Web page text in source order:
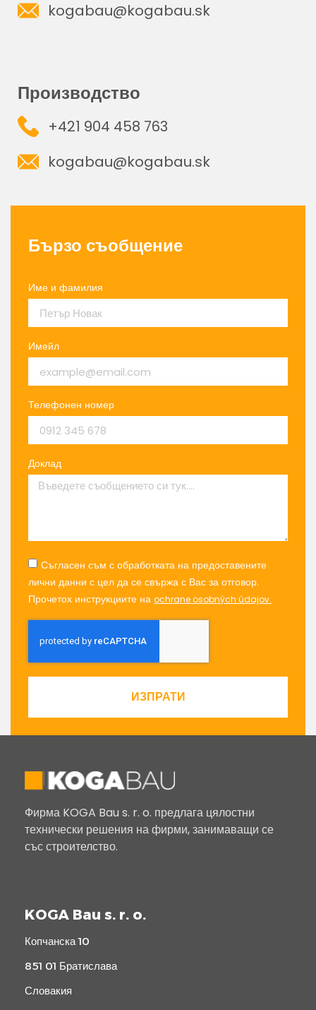
kogabau@kogabau.sk
Производство
+421 904 458 763
kogabau@kogabau.sk
Бързо съобщение
Име и фамилия
Имейл
Телефонен номер
Доклад
Съгласен съм с обработката на предоставените
лични данни с цел да се свържа с Вас за отговор.
Прочетох инструкциите на ochrane osobných údajov.
ИЗПРАТИ
Фирма KOGA Bau s. r. o. предлага цялостни
технически решения на фирми, занимаващи се
със строителство.
KOGA Bau s. r. o.
Копчанска 10
851 01 Братислава
Словакия